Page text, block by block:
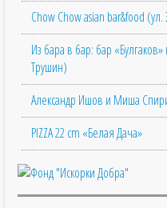
Chow Chow asian bar&food
Из бара в бар: бар
Трушин)
Александр Ишов и Миша
PIZZA 22 cm «Белая Дача»